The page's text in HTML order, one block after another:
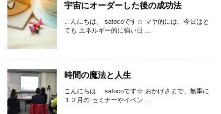
宇宙にオーダーした後の成功法
こんにちは。 satocoです☆ マヤ的には、今日はと
ても エネルギー的に強い日 ...
時間の魔法と人生
こんにちは satocoです☆ おかげさまで、無事に
１２月の セミナーやイベン ...